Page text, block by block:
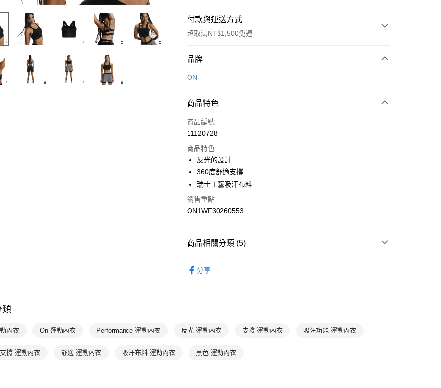
付款與運送方式
超取滿NT$1,500免運
付款方式
信用卡一次付款
悠遊付
運送方式
7-11取貨(快速到店)
每筆NT$100，滿NT$1,500(含以上)免運費
宅配-本島
品牌
ON
商品特色
商品編號
11120728
商品特色
反光的設計
360度舒適支撐
瑞士工藝吸汗布料
銷售重點
ON1WF30260553
商品相關分類 (5)
On昂跑 LAST CHANCE
分享
類
內衣 On 運動內衣 Performance 運動內衣 反光 運動內衣 支撐 運動內衣 吸汗功能 運動內衣
撐 運動內衣 舒適 運動內衣 吸汗布料 運動內衣 黑色 運動內衣